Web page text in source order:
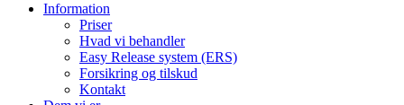
Information
Priser
Hvad vi behandler
Easy Release system (ERS)
Forsikring og tilskud
Kontakt